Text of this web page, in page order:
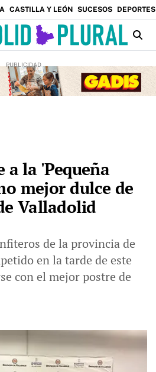
CASTILLA Y LEÓN SUCESOS DEPORTES
a la 'Pequeña
mejor dulce de
Valladolid
de la provincia de
en la tarde de este
con el mejor postre de